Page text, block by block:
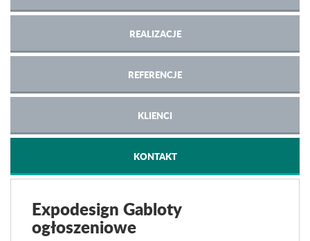
REALIZACJE
REFERENCJE
KLIENCI
KONTAKT
Expodesign Gabloty
ogłoszeniowe